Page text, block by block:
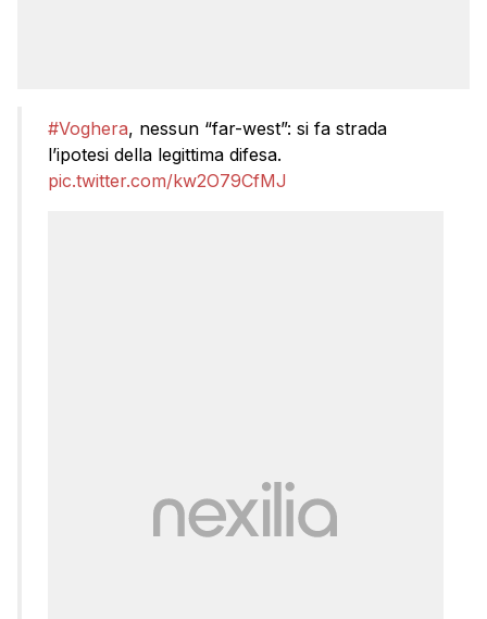
#Voghera, nessun “far-west”: si fa strada
l’ipotesi della legittima difesa.
pic.twitter.com/kw2O79CfMJ